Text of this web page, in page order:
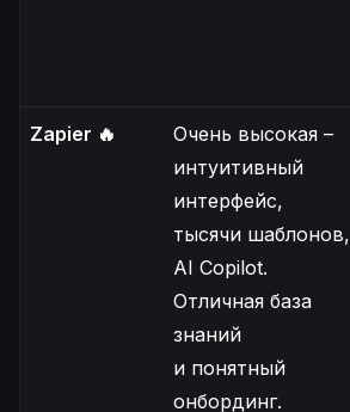
Zapier 🔥
Очень высокая –
интуитивный
интерфейс,
тысячи шаблонов,
AI Copilot.
Отличная база
знаний
и понятный
онбординг.